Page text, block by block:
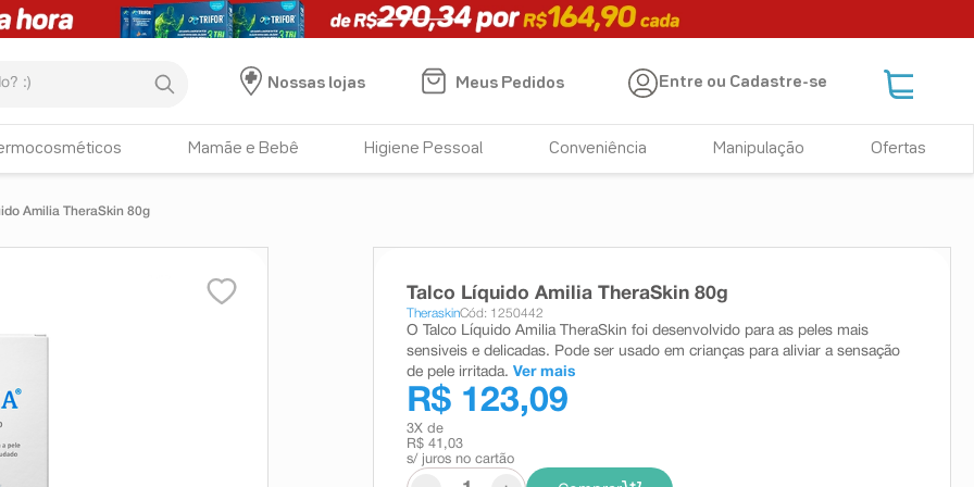
Nossas lojas
Meus Pedidos Entre ou Cadastre-se
Mamãe e Bebê Higiene Pessoal Conveniência Manipulação Ofertas
Amilia TheraSkin 80g
Talco Líquido Amilia TheraSkin 80g
TheraskinCód: 1250442
O Talco Líquido Amilia TheraSkin foi desenvolvido para as peles mais
sensiveis e delicadas. Pode ser usado em crianças para aliviar a sensação
de pele irritada. Ver mais
R$ 123,09
3X de
R$ 41,03
s/ juros no cartão